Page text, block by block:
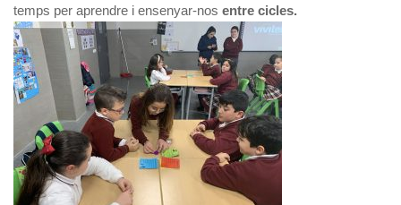
temps per aprendre i ensenyar-nos entre cicles.